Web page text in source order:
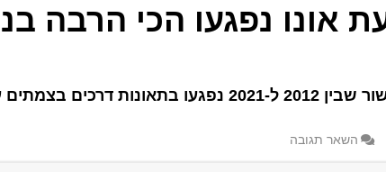
אונו נפגעו הכי הרבה
השאר תגובה